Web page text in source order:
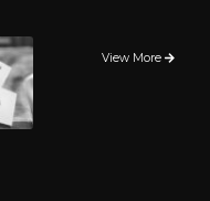
View More